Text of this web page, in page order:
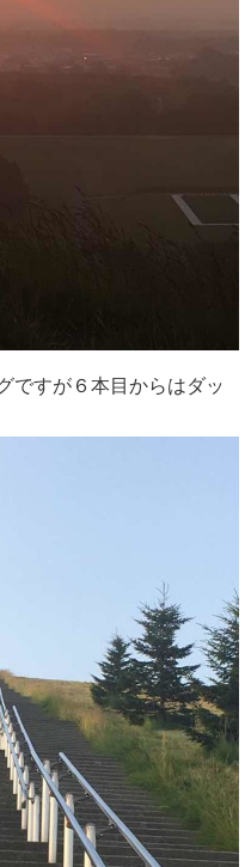
ですが６本目からはダッ